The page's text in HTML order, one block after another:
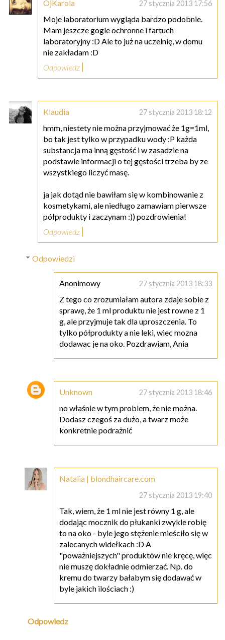
OjKarola 27 stycznia 2013 17:56
Moje laboratorium wygląda bardzo podobnie.
Mam jeszcze gogle ochronne i fartuch
laboratoryjny :D Ale to już na uczelnię, w domu
nie zakładam :D
Odpowiedz
Klaudia 27 stycznia 2013 18:12
hmm, niestety nie można przyjmować że 1g=1ml,
bo tak jest tylko w przypadku wody :P każda
substancja ma inną gęstość i w zasadzie na
podstawie informacji o tej gęstości trzeba by ze
wszystkiego liczyć masę.
ja jak dotąd nie bawiłam się w kombinowanie z
kosmetykami, ale niedługo zamawiam pierwsze
półprodukty i zaczynam :)) pozdrowienia!
Odpowiedz
Odpowiedzi
Anonimowy 27 stycznia 2013 18:33
Z tego co zrozumiałam autora zdaje sobie z
sprawę, że 1 ml produktu nie jest rowne z 1
g, ale przyjmuje tak dla uproszczenia. To
tylko półprodukty a nie leki, wiec mozna
dodawac je na oko. Pozdrawiam, Ania
Unknown 27 stycznia 2013 18:46
no właśnie w tym problem, że nie można.
Dodasz czegoś za dużo, a twarz może
konkretnie podrażnić
Natalia | blondhaircare.com
27 stycznia 2013 19:40
Tak, wiem, że 1 ml nie jest równy 1 g, ale
dodając mocznik do płukanki zwykle robię
to na oko - byle jego stężenie mieściło się w
zalecanych widełkach :D A
"poważniejszych" produktów nie kręcę, więc
nie muszę dokładnie odmierzać. Np. do
kremu do twarzy bałabym się dodawać w
byle jakich ilościach :)
Odpowiedz